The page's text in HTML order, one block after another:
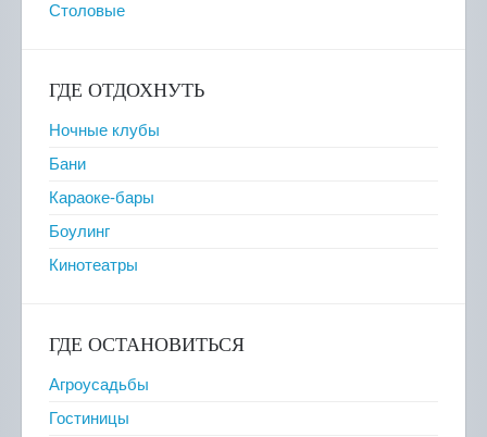
Столовые
ГДЕ ОТДОХНУТЬ
Ночные клубы
Бани
Караоке-бары
Боулинг
Кинотеатры
ГДЕ ОСТАНОВИТЬСЯ
Агроусадьбы
Гостиницы